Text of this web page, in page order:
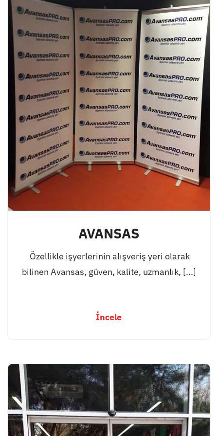
AVANSAS
Özellikle işyerlerinin alışveriş yeri olarak
bilinen Avansas, güven, kalite, uzmanlık, [...]
İncele